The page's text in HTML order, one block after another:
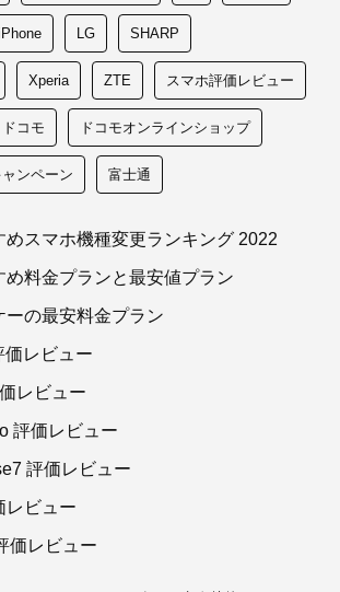
LG SHARP
Xperia ZTE スマホ評価レビュー
ドコモ ドコモオンラインショップ
ンペーン 富士通
めスマホ機種変更ランキング 2022
め料金プランと最安値プラン
ーの最安料金プラン
価レビュー
レビュー
評価レビュー
評価レビュー
レビュー
価レビュー